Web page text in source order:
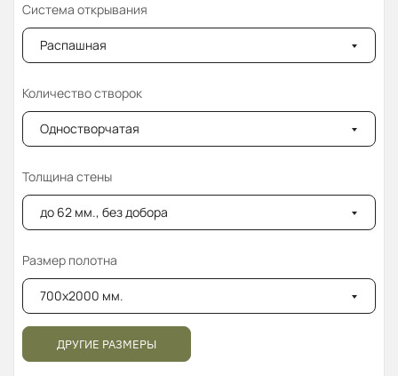
Система открывания
Распашная
Количество створок
Одностворчатая
Толщина стены
до 62 мм., без добора
Размер полотна
700x2000 мм.
ДРУГИЕ РАЗМЕРЫ